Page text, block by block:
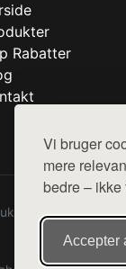
Vi bruger
mere
bedre –
Accepter
Rabatter
fra diverse